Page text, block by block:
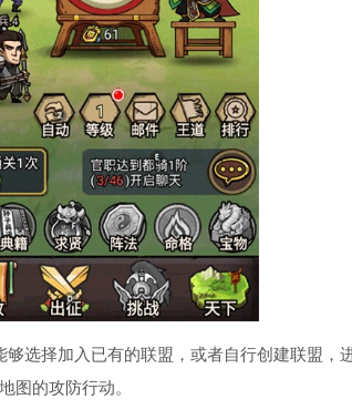
选择加入已有的联盟，或者自行创建联盟，
图的攻防行动。